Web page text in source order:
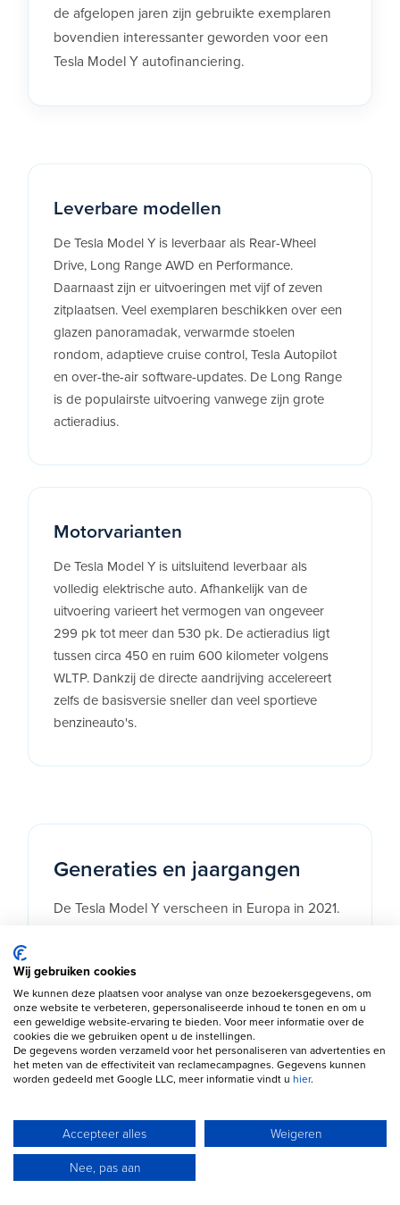
de afgelopen jaren zijn gebruikte exemplaren
bovendien interessanter geworden voor een
Tesla Model Y autofinanciering.
Leverbare modellen
De Tesla Model Y is leverbaar als Rear-Wheel
Drive, Long Range AWD en Performance.
Daarnaast zijn er uitvoeringen met vijf of zeven
zitplaatsen. Veel exemplaren beschikken over een
glazen panoramadak, verwarmde stoelen
rondom, adaptieve cruise control, Tesla Autopilot
en over-the-air software-updates. De Long Range
is de populairste uitvoering vanwege zijn grote
actieradius.
Motorvarianten
De Tesla Model Y is uitsluitend leverbaar als
volledig elektrische auto. Afhankelijk van de
uitvoering varieert het vermogen van ongeveer
299 pk tot meer dan 530 pk. De actieradius ligt
tussen circa 450 en ruim 600 kilometer volgens
WLTP. Dankzij de directe aandrijving accelereert
zelfs de basisversie sneller dan veel sportieve
benzineauto's.
Generaties en jaargangen
De Tesla Model Y verscheen in Europa in 2021.
kwaliteitsverbeteringen. De vernieuwde Model
Y Juniper werd in 2025 geïntroduceerd met
een aangepast design, verbeterde
geluidsisolatie en meer comfort. Voor veel
occasionkopers bieden modellen uit 2022 tot
kwaliteitverhouding. Deze auto's profiteren van
moderne techniek terwijl de grootste
afschrijving al heeft plaatsgevonden.
Wij gebruiken cookies
We kunnen deze plaatsen voor analyse van onze bezoekersgegevens, om
onze website te verbeteren, gepersonaliseerde inhoud te tonen en om u
een geweldige website-ervaring te bieden. Voor meer informatie over de
cookies die we gebruiken opent u de instellingen.
De gegevens worden verzameld voor het personaliseren van advertenties en
het meten van de effectiviteit van reclamecampagnes. Gegevens kunnen
worden gedeeld met Google LLC, meer informatie vindt u hier.
Accepteer alles
Weigeren
Nee, pas aan